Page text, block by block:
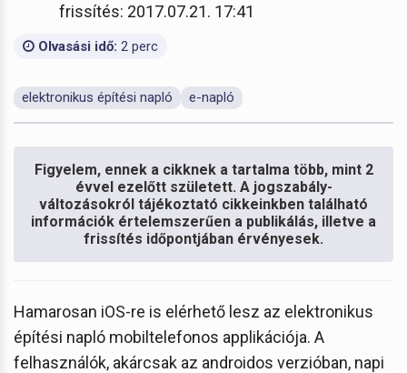
frissítés: 2017.07.21. 17:41
Olvasási idő: 2 perc
elektronikus építési napló e-napló
Figyelem, ennek a cikknek a tartalma több, mint 2
évvel ezelőtt született. A jogszabály-
változásokról tájékoztató cikkeinkben található
információk értelemszerűen a publikálás, illetve a
frissítés időpontjában érvényesek.
Hamarosan iOS-re is elérhető lesz az elektronikus
építési napló mobiltelefonos applikációja. A
felhasználók, akárcsak az androidos verzióban, napi